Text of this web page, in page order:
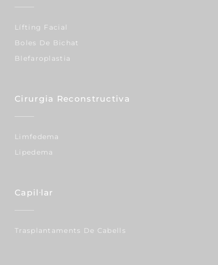
Lífting Facial
Boles De Bichat
Blefaroplastia
Cirurgia Reconstructiva
Limfedema
Lipedema
Capil·lar
Trasplantaments De Cabells